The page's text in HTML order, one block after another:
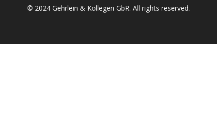
© 2024 Gehrlein & Kollegen GbR. All rights reserved.